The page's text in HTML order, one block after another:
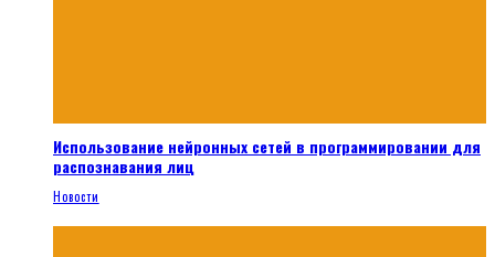
Использование нейронных сетей в программировании для
распознавания лиц
Новости